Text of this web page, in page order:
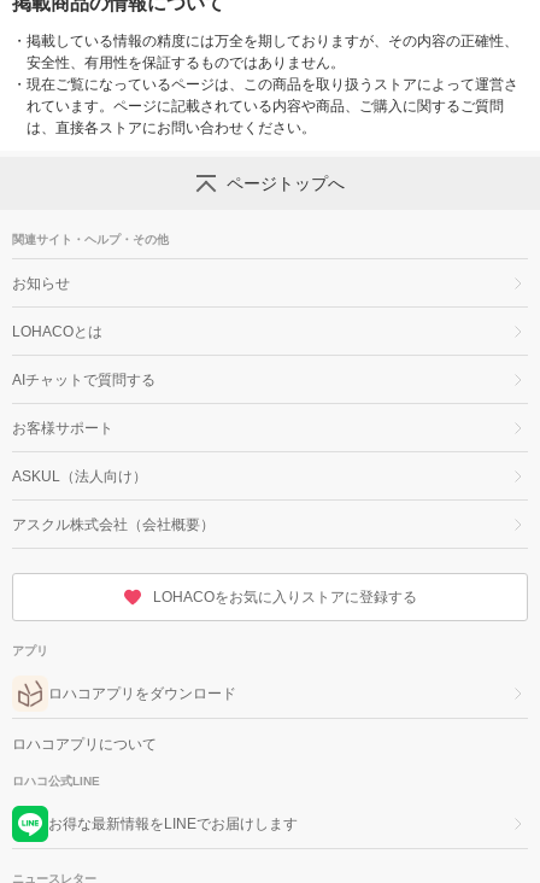
・ 掲載している情報の精度には万全を期しておりますが、その内容の正確性、
安全性、有用性を保証するものではありません。
・ 現在ご覧になっているページは、この商品を取り扱うストアによって運営さ
れています。ページに記載されている内容や商品、ご購入に関するご質問
は、直接各ストアにお問い合わせください。
ページトップへ
関連サイト・ヘルプ・その他
お知らせ
LOHACOとは
AIチャットで質問する
お客様サポート
ASKUL（法人向け）
アスクル株式会社（会社概要）
LOHACOをお気に入りストアに登録する
アプリ
ロハコアプリをダウンロード
ロハコアプリについて
ロハコ公式LINE
お得な最新情報をLINEでお届けします
ニュースレター